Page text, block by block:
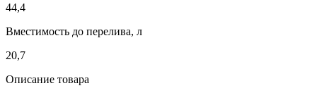
44,4
Вместимость до перелива, л
20,7
Описание товара